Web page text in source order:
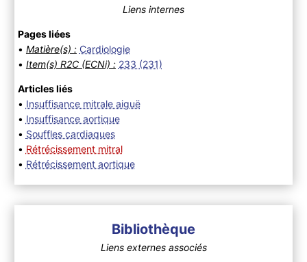
Liens internes
Pages liées
• Matière(s) : Cardiologie
• Item(s) R2C (ECNi) : 233 (231)
Articles liés
• Insuffisance mitrale aiguë
• Insuffisance aortique
• Souffles cardiaques
• Rétrécissement mitral
• Rétrécissement aortique
Bibliothèque
Liens externes associés